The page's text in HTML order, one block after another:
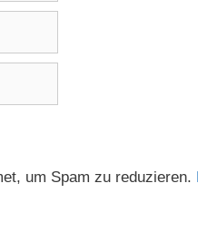
um Spam zu reduzieren.